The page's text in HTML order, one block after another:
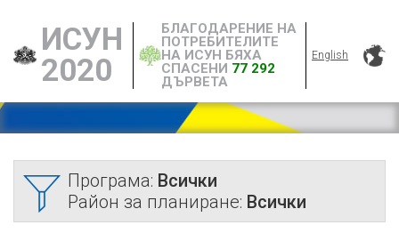
ИСУН
2020
БЛАГОДАРЕНИЕ НА
ПОТРЕБИТЕЛИТЕ
НА ИСУН БЯХА
СПАСЕНИ 77 292
ДЪРВЕТА
English
Програма: Всички
Район за планиране: Всички